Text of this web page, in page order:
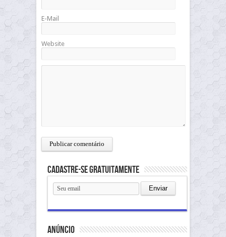
E-Mail
Website
Cadastre-se gratuitamente
anúncio